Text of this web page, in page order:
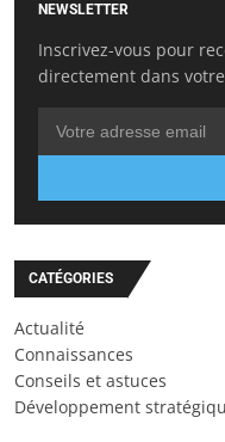
NEWSLETTER
Inscrivez-vous pour
directement dans
CATÉGORIES
Actualité
Connaissances
Conseils et astuces
Développement